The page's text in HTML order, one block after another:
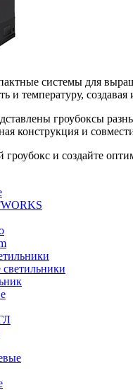
системы для
и температуру,
гроубоксы
конструкция и
и создайте